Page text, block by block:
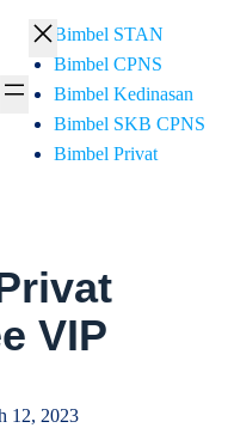
Bimbel STAN
Bimbel CPNS
Bimbel Kedinasan
Bimbel SKB CPNS
Bimbel Privat
VIP
12, 2023